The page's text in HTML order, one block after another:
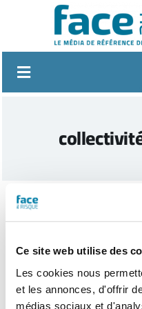
Ce site web utilise des
Les cookies nous
et les annonces, d'offrir
médias sociaux et